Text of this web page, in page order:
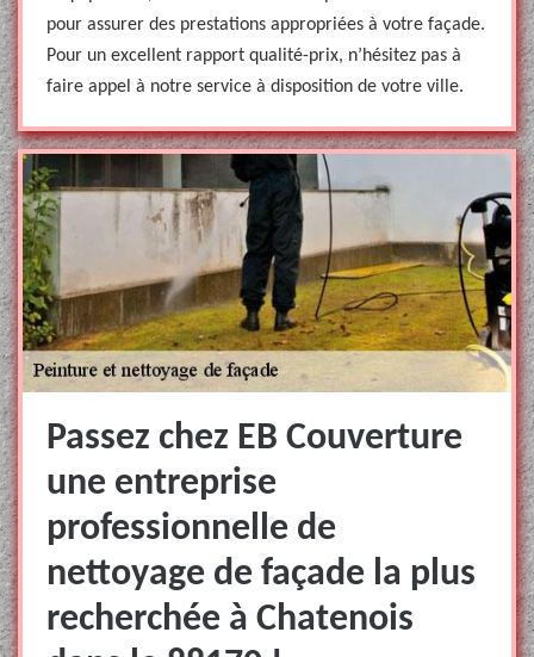
pour assurer des prestations appropriées à votre façade.
Pour un excellent rapport qualité-prix, n’hésitez pas à
faire appel à notre service à disposition de votre ville.
Passez chez EB Couverture
une entreprise
professionnelle de
nettoyage de façade la plus
recherchée à Chatenois